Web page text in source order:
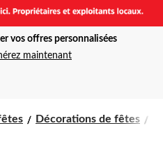
Party
City,
courament
Fermé,
pour
vos offres personnalisées
maintenant
Décorations de fêtes